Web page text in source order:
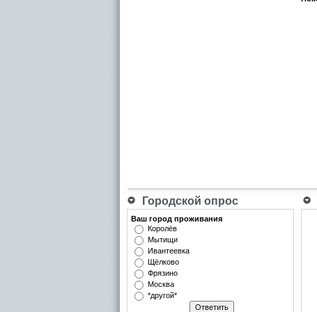
Городской опрос
Ваш город проживания
Королёв
Мытищи
Ивантеевка
Щёлково
Фрязино
Москва
*другой*